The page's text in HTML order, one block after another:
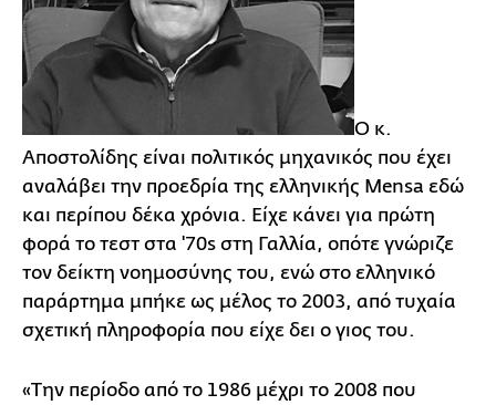
Ο κ.
Αποστολίδης είναι πολιτικός μηχανικός που έχει
αναλάβει την προεδρία της ελληνικής Mensa εδώ
και περίπου δέκα χρόνια. Είχε κάνει για πρώτη
φορά το τεστ στα '70s στη Γαλλία, οπότε γνώριζε
τον δείκτη νοημοσύνης του, ενώ στο ελληνικό
παράρτημα μπήκε ως μέλος το 2003, από τυχαία
σχετική πληροφορία που είχε δει ο γιος του.
«Την περίοδο από το 1986 μέχρι το 2008 που